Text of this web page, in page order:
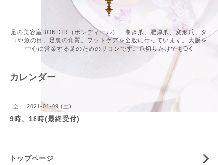
足の美容室BONDIR（ボンディール） 巻き爪、肥厚爪、変形爪、タ
コや魚の目、足裏の角質。フットケアを全般に行っています。大阪を
中心に営業する足のためのサロンです。爪切りだけでもOK
カレンダー
空 2021-01-09 (土)
9時、18時(最終受付)
トップページ